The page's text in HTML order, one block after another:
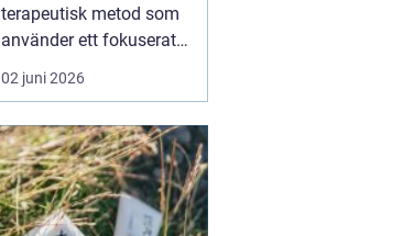
terapeutisk metod som
använder ett fokuserat
och avslappnat
sinnestillstånd för att
undermedvetna. Genom
att kombinera
samtalsterapi med
hypnos kan människor
02 juni 2026